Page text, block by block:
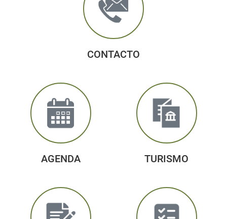
CONTACTO
AGENDA TURISMO